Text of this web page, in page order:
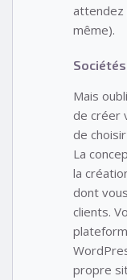
attendez
même).
Mais
de créer
de
La
la
dont
clients.
propre